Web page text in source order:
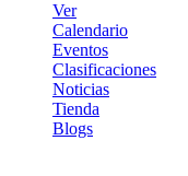
Ver
Calendario
Eventos
Clasificaciones
Noticias
Tienda
Blogs